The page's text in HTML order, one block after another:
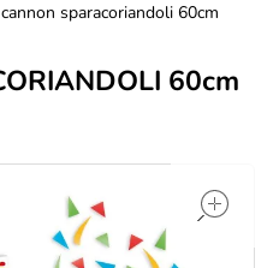
sparacoriandoli 60cm
60cm